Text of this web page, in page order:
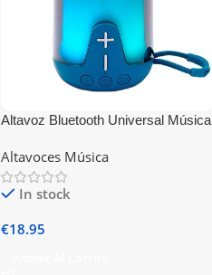
Altavoz Bluetooth Universal Música
Altavoces Música
In stock
€18.95